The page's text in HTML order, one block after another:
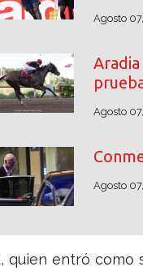
Agosto
Agosto
Agosto
quien entró